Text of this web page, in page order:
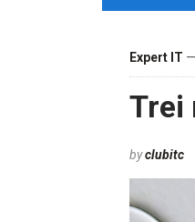
Expert IT
Trei
byclubitc